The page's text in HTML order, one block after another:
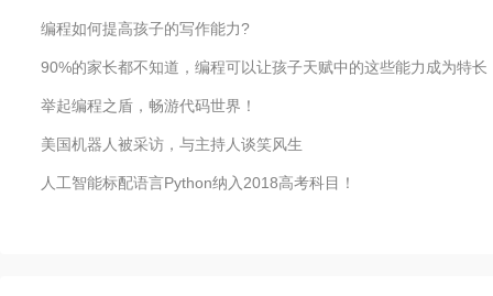
编程如何提高孩子的写作能力?
90%的家长都不知道，编程可以让孩子天赋中的这些能力成为特长
举起编程之盾，畅游代码世界！
美国机器人被采访，与主持人谈笑风生
人工智能标配语言Python纳入2018高考科目！